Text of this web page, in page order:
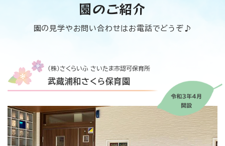
園のご紹介
園の見学やお問い合わせはお電話でどうぞ♪
(株)さくらいふ さいたま市認可保育所
武蔵浦和さくら保育園